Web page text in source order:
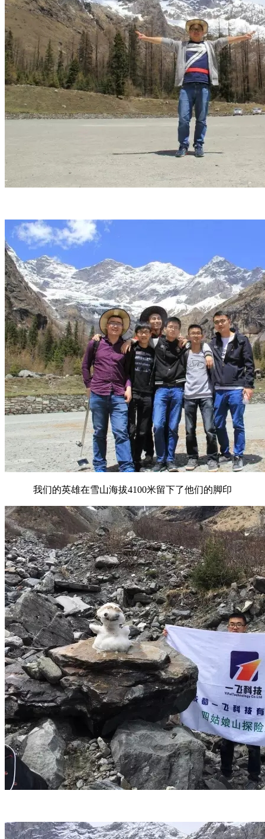
我们的英雄在雪山海拔4100米留下了他们的脚印